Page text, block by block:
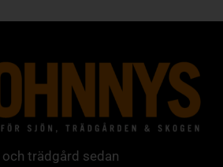
trädgård sedan